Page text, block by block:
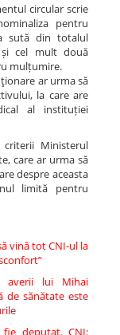
circular scrie
pentru
sută din totalul
și cel mult două
mulțumire.
ar urma să
la care are
al instituției
Ministerul
care ar urma să
despre aceasta
limită pentru
vină tot CNI-ul la
averii lui Mihai
de sănătate este
deputat. CNI: